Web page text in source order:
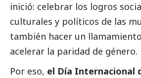
inició: celebrar los logros
culturales y políticos de las
también hacer un
acelerar la paridad de género.
Por eso, el Día Internacional